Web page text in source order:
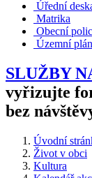
Úřední
Matrika
Obecní
Územní plán
SLUŽBY
vyřizujte
bez
Úvodní
Život v obci
Kultura